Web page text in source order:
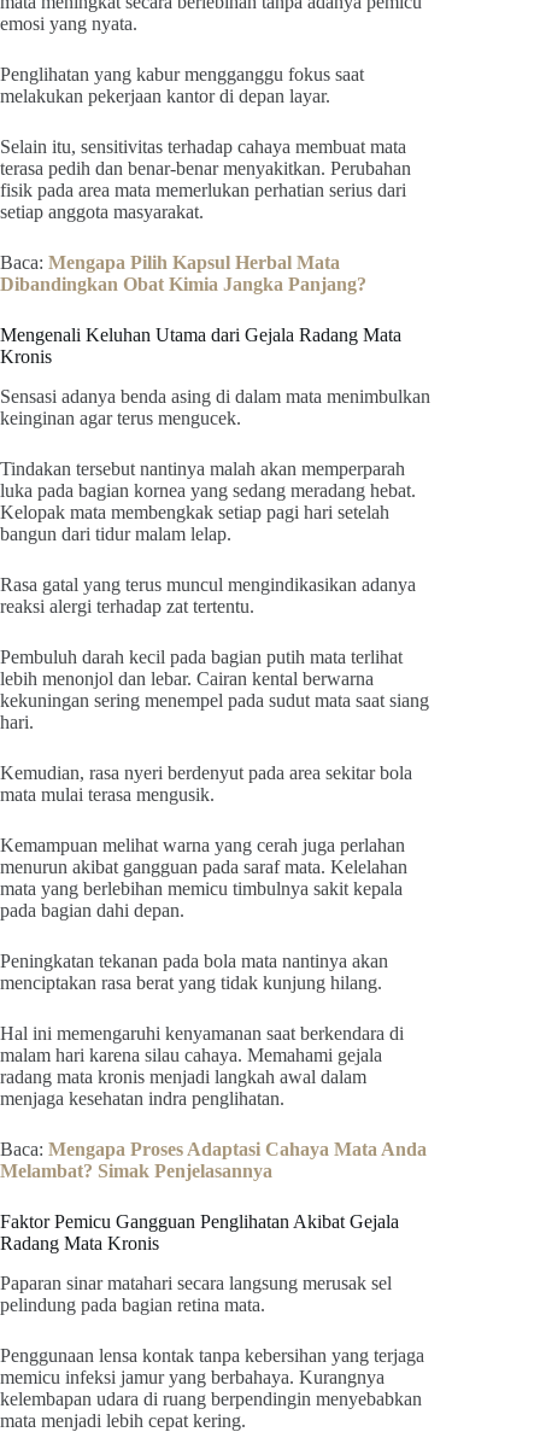
emosi yang nyata.
Penglihatan yang kabur mengganggu fokus saat
melakukan pekerjaan kantor di depan layar.
Selain itu, sensitivitas terhadap cahaya membuat mata
terasa pedih dan benar-benar menyakitkan. Perubahan
fisik pada area mata memerlukan perhatian serius dari
setiap anggota masyarakat.
Baca: Mengapa Pilih Kapsul Herbal Mata
Dibandingkan Obat Kimia Jangka Panjang?
Mengenali Keluhan Utama dari Gejala Radang Mata
Kronis
Sensasi adanya benda asing di dalam mata menimbulkan
keinginan agar terus mengucek.
Tindakan tersebut nantinya malah akan memperparah
luka pada bagian kornea yang sedang meradang hebat.
Kelopak mata membengkak setiap pagi hari setelah
bangun dari tidur malam lelap.
Rasa gatal yang terus muncul mengindikasikan adanya
reaksi alergi terhadap zat tertentu.
Pembuluh darah kecil pada bagian putih mata terlihat
lebih menonjol dan lebar. Cairan kental berwarna
kekuningan sering menempel pada sudut mata saat siang
hari.
Kemudian, rasa nyeri berdenyut pada area sekitar bola
mata mulai terasa mengusik.
Kemampuan melihat warna yang cerah juga perlahan
menurun akibat gangguan pada saraf mata. Kelelahan
mata yang berlebihan memicu timbulnya sakit kepala
pada bagian dahi depan.
Peningkatan tekanan pada bola mata nantinya akan
menciptakan rasa berat yang tidak kunjung hilang.
Hal ini memengaruhi kenyamanan saat berkendara di
malam hari karena silau cahaya. Memahami gejala
radang mata kronis menjadi langkah awal dalam
menjaga kesehatan indra penglihatan.
Baca: Mengapa Proses Adaptasi Cahaya Mata Anda
Melambat? Simak Penjelasannya
Faktor Pemicu Gangguan Penglihatan Akibat Gejala
Radang Mata Kronis
Paparan sinar matahari secara langsung merusak sel
pelindung pada bagian retina mata.
Penggunaan lensa kontak tanpa kebersihan yang terjaga
memicu infeksi jamur yang berbahaya. Kurangnya
kelembapan udara di ruang berpendingin menyebabkan
mata menjadi lebih cepat kering.